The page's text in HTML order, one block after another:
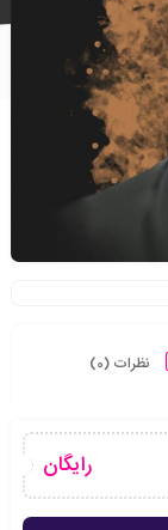
نظرات (0)
رایگان